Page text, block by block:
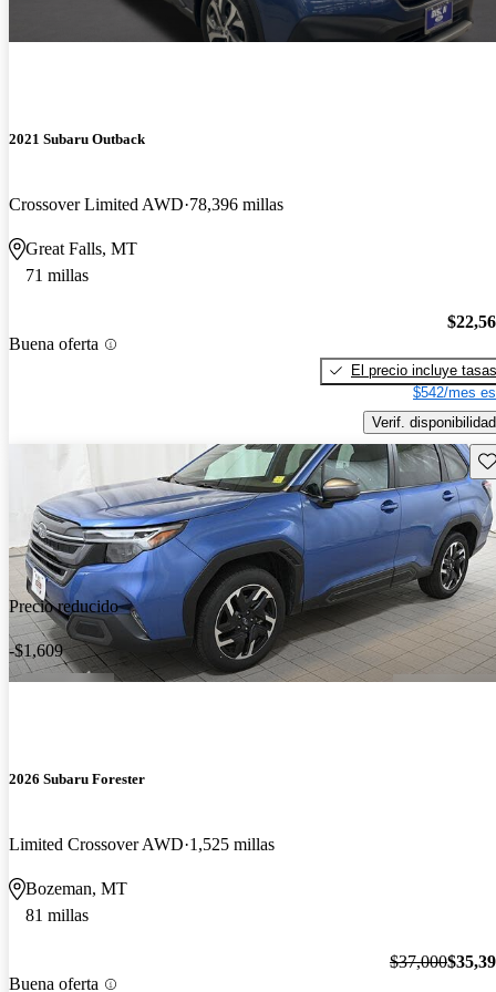
2021 Subaru Outback
Crossover Limited AWD 78,396 millas
Great Falls, MT
71 millas
Buena oferta
El precio incluye tasas
$542/mes
Verif. disponibilidad
Precio reducido
-$1,609
2026 Subaru Forester
Limited Crossover AWD 1,525 millas
Bozeman, MT
81 millas
Buena oferta
$37,000